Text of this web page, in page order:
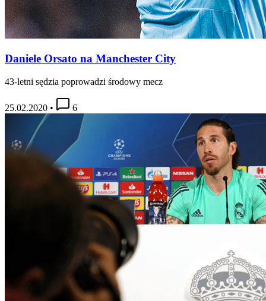
Daniele Orsato na Manchester City
43-letni sędzia poprowadzi środowy mecz
25.02.2020 • 6